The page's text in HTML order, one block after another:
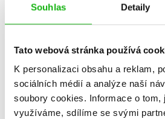
Souhlas Detaily
Tato webová stránka používá
K personalizaci obsahu a reklam,
sociálních médií a analýze naší
soubory cookies. Informace o tom,
využíváme, sdílíme se svými
knižní tuláci
Anna Jamesová
279 Kč349 Kč
Do košíku